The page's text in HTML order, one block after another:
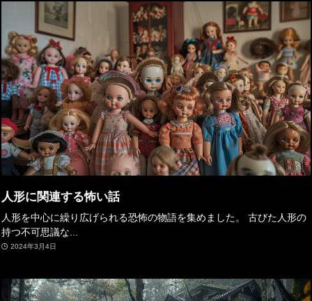
人形に関連する怖い話
人形を中心に繰り広げられる恐怖の物語を集めました。 古びた人形の
持つ不可思議な...
2024年3月4日